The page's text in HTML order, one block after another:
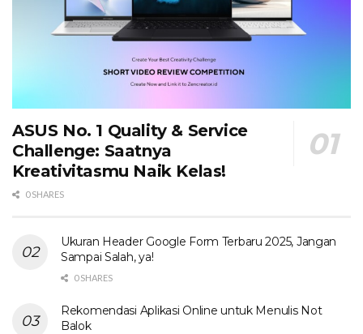
ASUS No. 1 Quality & Service
Challenge: Saatnya
Kreativitasmu Naik Kelas!
0 SHARES
Ukuran Header Google Form Terbaru 2025, Jangan
Sampai Salah, ya!
0 SHARES
Rekomendasi Aplikasi Online untuk Menulis Not
Balok